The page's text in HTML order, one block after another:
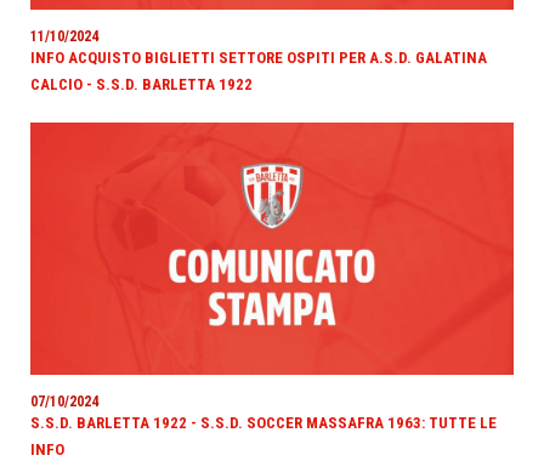
11/10/2024
INFO ACQUISTO BIGLIETTI SETTORE OSPITI PER A.S.D. GALATINA
CALCIO - S.S.D. BARLETTA 1922
07/10/2024
S.S.D. BARLETTA 1922 - S.S.D. SOCCER MASSAFRA 1963: TUTTE LE
INFO